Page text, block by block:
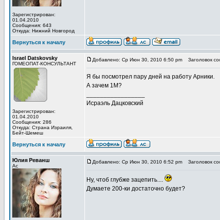
Зарегистрирован:
01.04.2010
Сообщения: 643
Откуда: Нижний Новгород
Вернуться к началу
Israel Datskovsky
ГОМЕОПАТ-КОНСУЛЬТАНТ
Зарегистрирован:
01.04.2010
Сообщения: 286
Откуда: Страна Израиля,
Бейт-Шемеш
Добавлено: Ср Июн 30, 2010 6:50 pm Заголовок
Я бы посмотрел пару дней на работу Арники.
А зачем 1М?
Исраэль Дацковский
Вернуться к началу
Юлия Реванш
Ас
Добавлено: Ср Июн 30, 2010 6:52 pm Заголовок
Ну, чтоб глубже зацепить....
Думаете 200-ки достаточно будет?